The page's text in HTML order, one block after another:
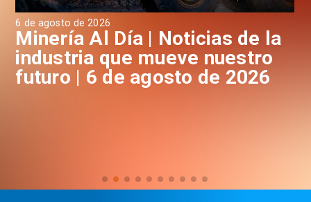
6 de agosto de 2026
Minería Al Día | Noticias de la
industria que mueve nuestro
futuro | 6 de agosto de 2026